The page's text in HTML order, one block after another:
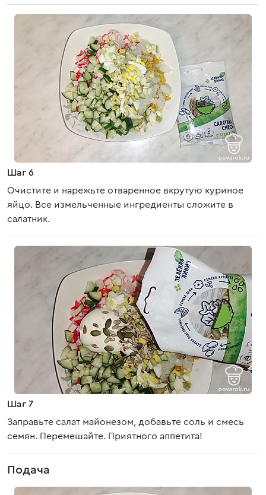
Шаг 6
Очистите и нарежьте отваренное вкрутую куриное
яйцо. Все измельченные ингредиенты сложите в
салатник.
Шаг 7
Заправьте салат майонезом, добавьте соль и смесь
семян. Перемешайте. Приятного аппетита!
Подача